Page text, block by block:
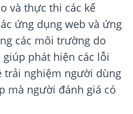
và thực thi các kế
ứng dụng web và ứng
các môi trường do
giúp phát hiện các lỗi
trải nghiệm người dùng
mà người đánh giá có